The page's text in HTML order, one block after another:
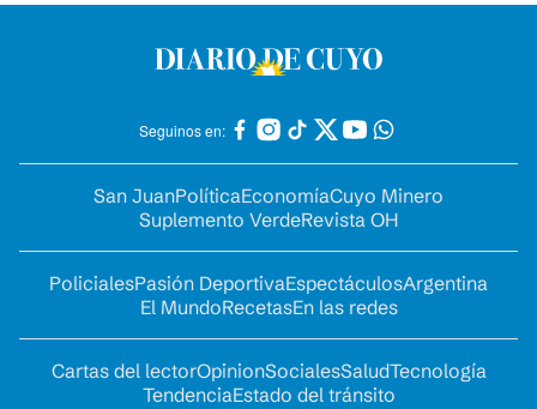
Seguinos en:
San JuanPolíticaEconomíaCuyo Minero
Suplemento VerdeRevista OH
PolicialesPasión DeportivaEspectáculosArgentina
El MundoRecetasEn las redes
Cartas del lectorOpinionSocialesSaludTecnología
TendenciaEstado del tránsito